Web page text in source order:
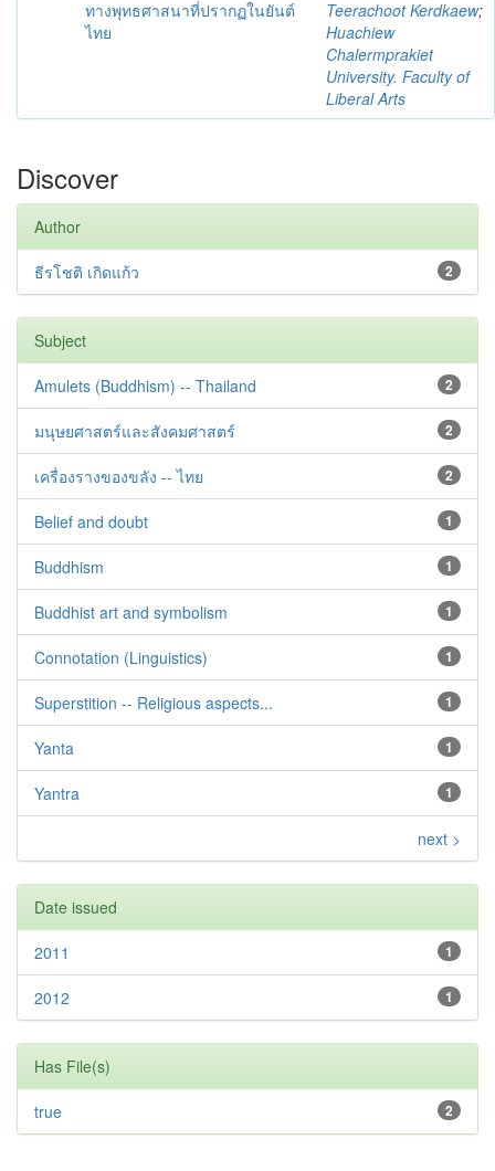
ทางพุทธศาสนาที่ปรากฏในยันต์
ไทย
Teerachoot Kerdkaew;
Huachiew
Chalermprakiet
University. Faculty of
Liberal Arts
Discover
Author
2
ธีรโชติ เกิดแก้ว
Subject
2
Amulets (Buddhism) -- Thailand
2
มนุษยศาสตร์และสังคมศาสตร์
2
เครื่องรางของขลัง -- ไทย
1
Belief and doubt
1
Buddhism
1
Buddhist art and symbolism
1
Connotation (Linguistics)
1
Superstition -- Religious aspects...
1
Yanta
1
Yantra
next >
Date issued
1
2011
1
2012
Has File(s)
2
true